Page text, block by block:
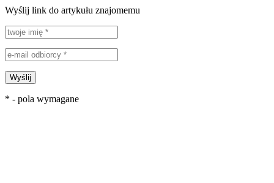
Wyślij link do artykułu znajomemu
Wyślij
* - pola wymagane